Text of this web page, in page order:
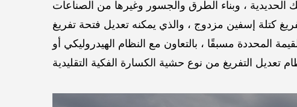
كتلة إسفين مزدوج ، والذي يمكنه تعديل فتحة تفريغ
المحددة مسبقًا ، بالتعاون مع النظام الهيدروليكي أو